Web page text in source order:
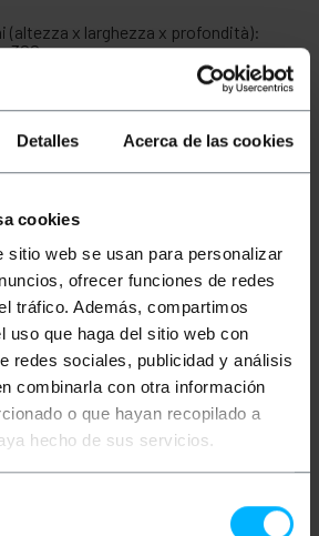
Detalles Acerca de las cookies
cookies
sitio web se usan para personalizar
ofrecer funciones de redes
tráfico. Además, compartimos
uso que haga del sitio web con
redes sociales, publicidad y análisis
combinarla con otra información
o que hayan recopilado a
hecho de sus servicios.
(altezza x larghezza x profondità):
300 mm.
distribuzione in acciaio di 1,2 mm di
grigio RAL 7035.
chiave.
guarnizione in gomma in
in gomma attorno al profilo della
la tenuta stagna.
ambientale IP54, contro umidità e
del prodotto (larghezza x
1